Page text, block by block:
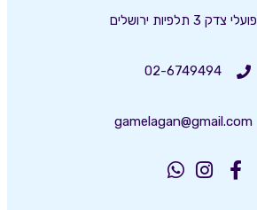
פועלי צדק 3 תלפיות ירושלים
02-6749494
gamelagan@gmail.com